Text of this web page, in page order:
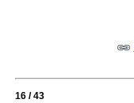
16 / 43